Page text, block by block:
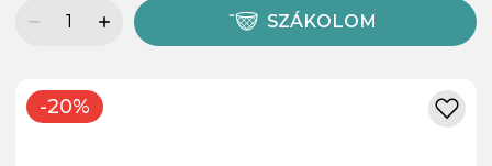
SZÁKOLOM
-20%